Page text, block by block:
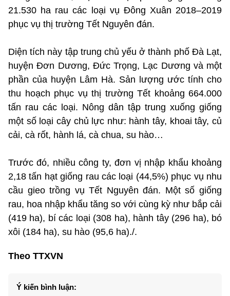
21.530 ha rau các loại vụ Đông Xuân 2018–2019
phục vụ thị trường Tết Nguyên đán.
Diện tích này tập trung chủ yếu ở thành phố Đà Lạt,
huyện Đơn Dương, Đức Trọng, Lạc Dương và một
phần của huyện Lâm Hà. Sản lượng ước tính cho
thu hoạch phục vụ thị trường Tết khoảng 664.000
tấn rau các loại. Nông dân tập trung xuống giống
một số loại cây chủ lực như: hành tây, khoai tây, củ
cải, cà rốt, hành lá, cà chua, su hào…
Trước đó, nhiều công ty, đơn vị nhập khẩu khoảng
2,18 tấn hạt giống rau các loại (44,5%) phục vụ nhu
cầu gieo trồng vụ Tết Nguyên đán. Một số giống
rau, hoa nhập khẩu tăng so với cùng kỳ như bắp cải
(419 ha), bí các loại (308 ha), hành tây (296 ha), bó
xôi (184 ha), su hào (95,6 ha)./.
Theo TTXVN
Ý kiến bình luận: